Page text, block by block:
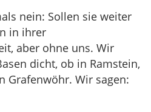
nein: Sollen sie weiter
in ihrer
aber ohne uns. Wir
dicht, ob in Ramstein,
Grafenwöhr. Wir sagen: